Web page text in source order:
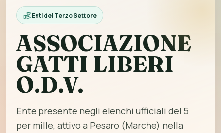
Enti del Terzo Settore
ASSOCIAZIONE
GATTI LIBERI
O.D.V.
Ente presente negli elenchi ufficiali del 5
per mille, attivo a Pesaro (Marche) nella